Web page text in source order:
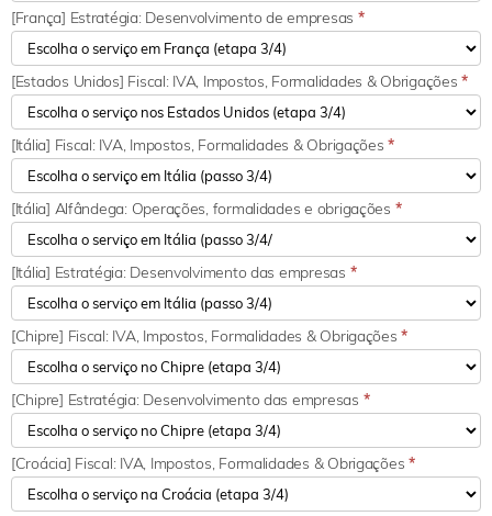
[França] Estratégia: Desenvolvimento de empresas *
[Estados Unidos] Fiscal: IVA, Impostos, Formalidades & Obrigações*
[Itália] Fiscal: IVA, Impostos, Formalidades & Obrigações*
[Itália] Alfândega: Operações, formalidades e obrigações *
[Itália] Estratégia: Desenvolvimento das empresas *
[Chipre] Fiscal: IVA, Impostos, Formalidades & Obrigações*
[Chipre] Estratégia: Desenvolvimento das empresas *
[Croácia] Fiscal: IVA, Impostos, Formalidades & Obrigações*